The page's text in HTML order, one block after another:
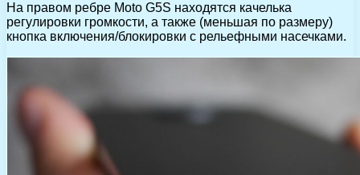
На правом ребре Moto G5S находятся качелька
регулировки громкости, а также (меньшая по размеру)
кнопка включения/блокировки с рельефными насечками.